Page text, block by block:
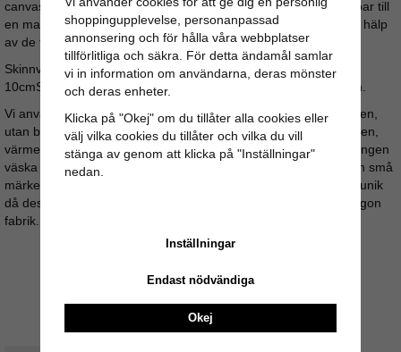
canvastyg i matt olivgrön färg. Skinnväskans axelrem är justerbar till
en maxlängd av 140cm. Väskan stängs enkelt och snabbt med hälp
av de två magnetfästerna, mkt praktiskt.
Skinnväskans mått: Bredd: 32cm / Höjd: 28cm / Djup:
10cmSkinnväskan metalldetaljer är i antikfärgad mässingsfinish.
Vi använder inga skadliga kemikalier under beredningsprocessen,
utan bara naturliga ämnen. Såsom vegetabilisk olja, salt, kalksten,
värme och torkprocess med hjälp av solens värmande strålar. Ingen
väska är den andra lik, färgskiftningar kan förekomma och även små
märken ifrån skinnberedningen. Allt detta gör varje skinnväska unik
då dessa väskor är handgjorda och inte massproducerade i någon
fabrik.
shoppingupplevelse, personanpassad
annonsering och för hålla våra webbplatser
tillförlitliga och säkra. För detta ändamål samlar
vi in information om användarna, deras mönster
och deras enheter.
Klicka på "Okej" om du tillåter alla cookies eller
välj vilka cookies du tillåter och vilka du vill
stänga av genom att klicka på "Inställningar"
nedan.
Inställningar
Endast nödvändiga
Okej